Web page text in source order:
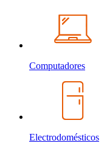
Computadores
Electrodomésticos